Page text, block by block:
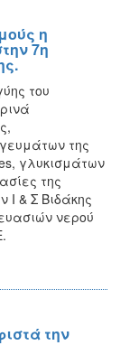
η
7η
του
της
γλυκισμάτων
της
Ι & Σ Βιδάκης
νερού
την